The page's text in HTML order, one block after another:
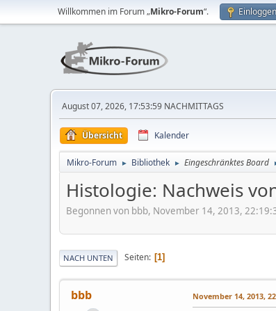
Willkommen im Forum „Mikro-Forum“. Einloggen
August 07, 2026, 17:53:59 NACHMITTAGS
Übersicht Kalender
Mikro-Forum ► Bibliothek ► Eingeschränktes Board
Histologie: Nachweis
Begonnen von bbb, November 14, 2013,
NACH UNTEN Seiten 1
bbb November 14, 2013,